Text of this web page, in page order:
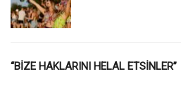
“BİZE HAKLARINI HELAL ETSİNLER”